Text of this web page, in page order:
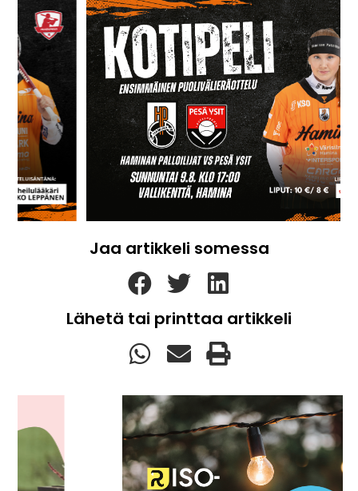
Jaa artikkeli somessa
Lähetä tai printtaa artikkeli